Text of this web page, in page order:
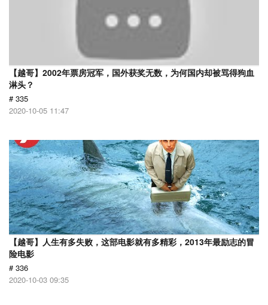
【越哥】2002年票房冠军，国外获奖无数，为何国内却被骂得狗血
淋头？
# 335
2020-10-05 11:47
【越哥】人生有多失败，这部电影就有多精彩，2013年最励志的冒
险电影
# 336
2020-10-03 09:35